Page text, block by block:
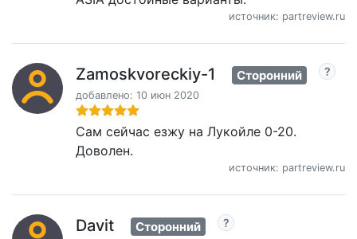
источник: partreview.ru
Zamoskvoreckiy-1 Сторонний
добавлено: 10 июн 2020
Сам сейчас езжу на Лукойле 0-20.
Доволен.
источник: partreview.ru
Davit Сторонний